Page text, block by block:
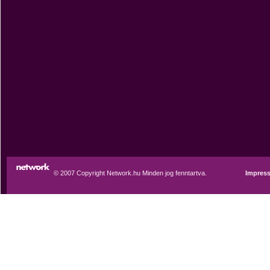
© 2007 Copyright Network.hu Minden jog fenntartva.